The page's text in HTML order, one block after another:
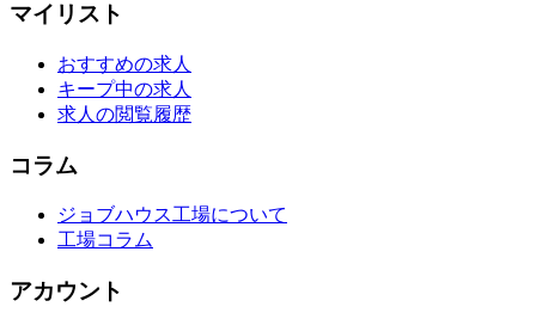
マイリスト
おすすめの求人
キープ中の求人
求人の閲覧履歴
コラム
ジョブハウス工場について
工場コラム
アカウント